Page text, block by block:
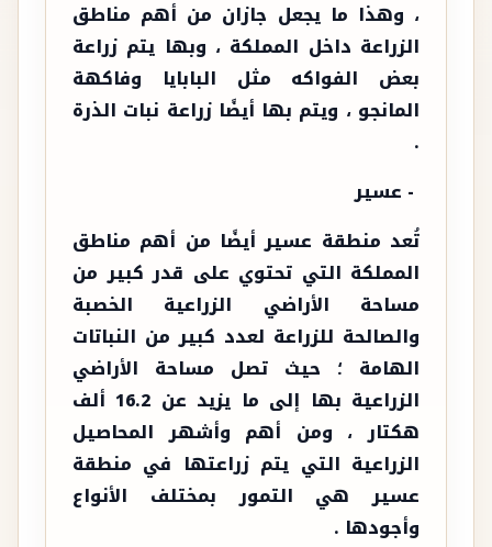
، وهذا ما يجعل جازان من أهم مناطق
الزراعة داخل المملكة ، وبها يتم زراعة
بعض الفواكه مثل البابايا وفاكهة
المانجو ، ويتم بها أيضًا زراعة نبات الذرة
.
- عسير
تُعد منطقة عسير أيضًا من أهم مناطق
المملكة التي تحتوي على قدر كبير من
مساحة الأراضي الزراعية الخصبة
والصالحة للزراعة لعدد كبير من النباتات
الهامة ؛ حيث تصل مساحة الأراضي
الزراعية بها إلى ما يزيد عن 16.2 ألف
هكتار ، ومن أهم وأشهر المحاصيل
الزراعية التي يتم زراعتها في منطقة
عسير هي التمور بمختلف الأنواع
وأجودها .